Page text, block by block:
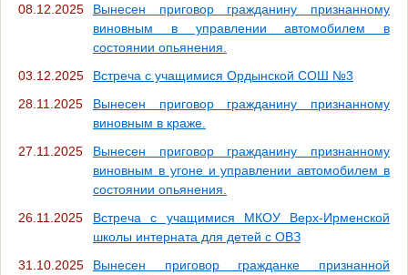
08.12.2025
Вынесен приговор гражданину признанному
виновным в управлении автомобилем в
состоянии опьянения.
03.12.2025
Встреча с учащимися Ордынской СОШ №3
28.11.2025
Вынесен приговор гражданину признанному
виновным в краже.
27.11.2025
Вынесен приговор гражданину признанному
виновным в угоне и управлении автомобилем в
состоянии опьянения.
26.11.2025
Встреча с учащимися МКОУ Верх-Ирменской
школы интерната для детей с ОВЗ
31.10.2025
Вынесен приговор гражданке признанной